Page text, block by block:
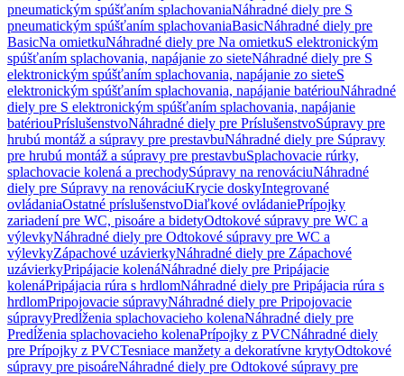
pneumatickým spúšťaním splachovaniaNáhradné diely pre S
pneumatickým spúšťaním splachovaniaBasicNáhradné diely pre
BasicNa omietkuNáhradné diely pre Na omietkuS elektronickým
spúšťaním splachovania, napájanie zo sieteNáhradné diely pre S
elektronickým spúšťaním splachovania, napájanie zo sieteS
elektronickým spúšťaním splachovania, napájanie batériouNáhradné
diely pre S elektronickým spúšťaním splachovania, napájanie
batériouPríslušenstvoNáhradné diely pre PríslušenstvoSúpravy pre
hrubú montáž a súpravy pre prestavbuNáhradné diely pre Súpravy
pre hrubú montáž a súpravy pre prestavbuSplachovacie rúrky,
splachovacie kolená a prechodySúpravy na renováciuNáhradné
diely pre Súpravy na renováciuKrycie doskyIntegrované
ovládaniaOstatné príslušenstvoDiaľkové ovládaniePrípojky
zariadení pre WC, pisoáre a bidetyOdtokové súpravy pre WC a
výlevkyNáhradné diely pre Odtokové súpravy pre WC a
výlevkyZápachové uzávierkyNáhradné diely pre Zápachové
uzávierkyPripájacie kolenáNáhradné diely pre Pripájacie
kolenáPripájacia rúra s hrdlomNáhradné diely pre Pripájacia rúra s
hrdlomPripojovacie súpravyNáhradné diely pre Pripojovacie
súpravyPredĺženia splachovacieho kolenaNáhradné diely pre
Predĺženia splachovacieho kolenaPrípojky z PVCNáhradné diely
pre Prípojky z PVCTesniace manžety a dekoratívne krytyOdtokové
súpravy pre pisoáreNáhradné diely pre Odtokové súpravy pre